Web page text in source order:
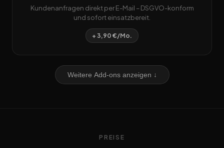
Kundenanfragen direkt per E-Mail – DSGVO-konform
und sofort einsatzbereit.
+ 3,90 €/Mo.
Weitere Add-ons anzeigen ↓
PREISE